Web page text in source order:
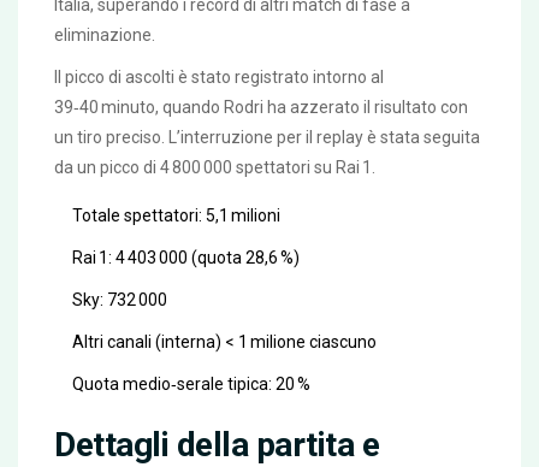
Italia, superando i record di altri match di fase a
eliminazione.
Il picco di ascolti è stato registrato intorno al
39‑40 minuto, quando Rodri ha azzerato il risultato con
un tiro preciso. L’interruzione per il replay è stata seguita
da un picco di 4 800 000 spettatori su Rai 1.
Totale spettatori: 5,1 milioni
Rai 1: 4 403 000 (quota 28,6 %)
Sky: 732 000
Altri canali (interna) < 1 milione ciascuno
Quota medio‑serale tipica: 20 %
Dettagli della partita e